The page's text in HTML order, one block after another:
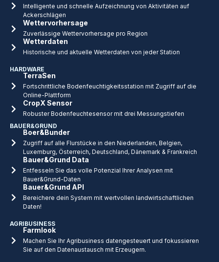
Intelligente und schnelle Aufzeichnung von Aktivitäten auf
Ackerschlägen
Wettervorhersage
Zuverlässige Wettervorhersage pro Region
Wetterdaten
Historische und aktuelle Wetterdaten von jeder Station
HARDWARE
TerraSen
Fortschrittliche Bodenfeuchtigkeitsstation mit Zugriff auf die
Online-Plattform
CropX Sensor
Robuster Bodenfeuchtesensor mit drei Messungstiefen
BAUER&GRUND
Boer&Bunder
Zugriff auf alle Flurstücke in den Niederlanden, Belgien,
Luxemburg, Österreich, Deutschland, Dänemark & Frankreich
Bauer&Grund Data
Entfesseln Sie das volle Potenzial Ihrer Analysen mit
Bauer&Grund-Daten
Bauer&Grund API
Bereichere dein System mit wertvollen landwirtschaftlichen
Daten!
AGRIBUSINESS
Farmlook
Machen Sie Ihr Agribusiness datengesteuert und fokussieren
Sie auf den Datenaustausch mit Erzeugern.